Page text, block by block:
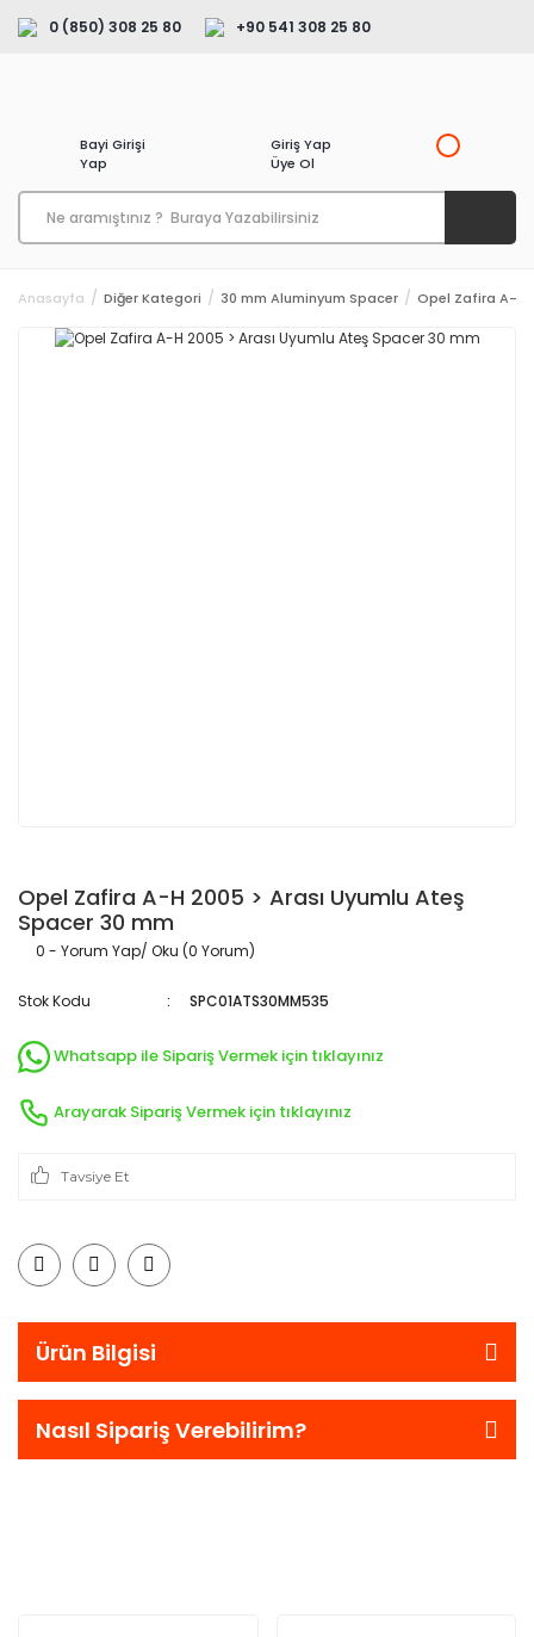
0 (850) 308 25 80 +90 541 308 25 80
Bayi Girişi
Yap
Giriş Yap
Üye Ol
Anasayfa Diğer Kategori 30 mm Aluminyum Spacer Opel Zafira A-H
Opel Zafira A-H 2005 > Arası Uyumlu Ateş
Spacer 30 mm
0 - Yorum Yap/ Oku (0 Yorum)
Stok Kodu SPC01ATS30MM535
Whatsapp ile Sipariş Vermek için tıklayınız
Arayarak Sipariş Vermek için tıklayınız
Tavsiye Et
Ürün Bilgisi
Nasıl Sipariş Verebilirim?